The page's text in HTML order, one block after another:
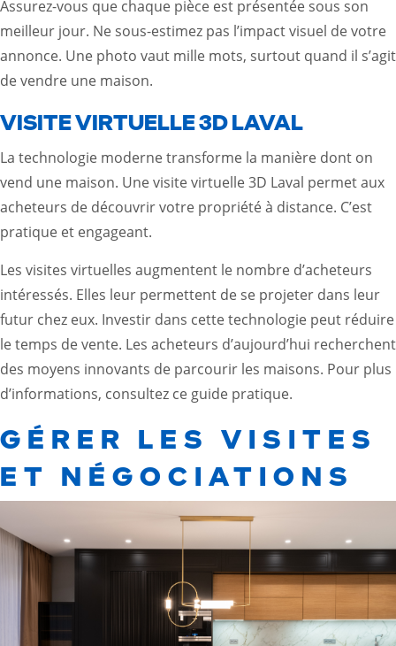
Assurez-vous que chaque pièce est présentée sous son
meilleur jour. Ne sous-estimez pas l’impact visuel de votre
annonce. Une photo vaut mille mots, surtout quand il s’agit
de vendre une maison.
VISITE VIRTUELLE 3D LAVAL
La technologie moderne transforme la manière dont on
vend une maison. Une visite virtuelle 3D Laval permet aux
acheteurs de découvrir votre propriété à distance. C’est
pratique et engageant.
Les visites virtuelles augmentent le nombre d’acheteurs
intéressés. Elles leur permettent de se projeter dans leur
futur chez eux. Investir dans cette technologie peut réduire
le temps de vente. Les acheteurs d’aujourd’hui recherchent
des moyens innovants de parcourir les maisons. Pour plus
d’informations, consultez ce guide pratique.
GÉRER LES VISITES
ET NÉGOCIATIONS